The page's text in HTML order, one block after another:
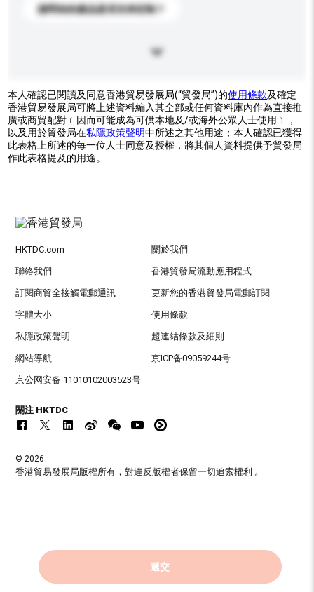
請問你的產品是否支持定制？
本人確認已閱讀及同意香港貿易發展局(“貿發局”)的使用條款及確定
香港貿易發展局可將上述資料編入其全部或任何資料庫內作為直接推
廣或商貿配對﹝因而可能成為可供本地及/或海外公眾人士使用﹞，
以及用於貿發局在私隱政策聲明中所述之其他用途；本人確認已獲得
此表格上所述的每一位人士同意及授權，將其個人資料提供予貿發局
作此表格提及的用途。
遞交
HKTDC.com 關於我們
聯絡我們 香港貿發局流動應用程式
訂閱商貿全接觸電郵通訊 更新您的香港貿發局電郵訂閱
字體大小 使用條款
私隱政策聲明 超連結條款及細則
網站導航 京ICP备09059244号
京公网安备 11010102003523号
關注 HKTDC
© 2026
香港貿易發展局版權所有，對違反版權者保留一切追索權利 。